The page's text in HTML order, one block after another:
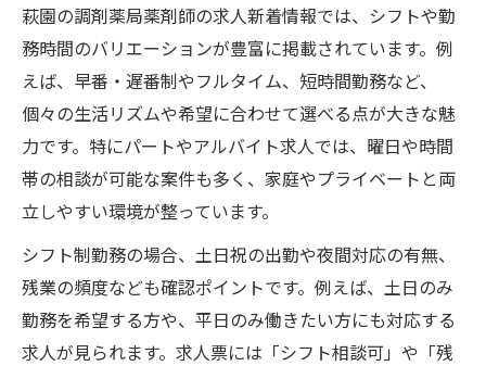
萩園の調剤薬局薬剤師の求人新着情報では、シフトや勤
務時間のバリエーションが豊富に掲載されています。例
えば、早番・遅番制やフルタイム、短時間勤務など、
個々の生活リズムや希望に合わせて選べる点が大きな魅
力です。特にパートやアルバイト求人では、曜日や時間
帯の相談が可能な案件も多く、家庭やプライベートと両
立しやすい環境が整っています。
シフト制勤務の場合、土日祝の出勤や夜間対応の有無、
残業の頻度なども確認ポイントです。例えば、土日のみ
勤務を希望する方や、平日のみ働きたい方にも対応する
求人が見られます。求人票には「シフト相談可」や「残